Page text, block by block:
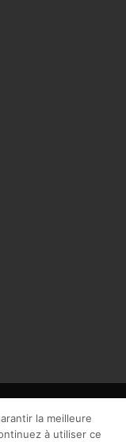
web réalisé par
la meilleure
à utiliser ce